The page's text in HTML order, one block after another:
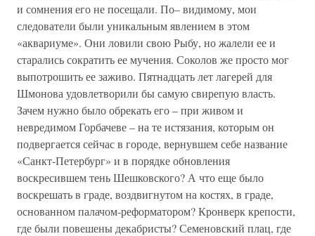
и сомнения его не посещали. По– видимому, мои
следователи были уникальным явлением в этом
«аквариуме». Они ловили свою Рыбу, но жалели ее и
старались сократить ее мучения. Соколов же просто мог
выпотрошить ее заживо. Пятнадцать лет лагерей для
Шмонова удовлетворили бы самую свирепую власть.
Зачем нужно было обрекать его – при живом и
невредимом Горбачеве – на те истязания, которым он
подвергается сейчас в городе, вернувшем себе название
«Санкт-Петербург» и в порядке обновления
воскресившем тень Шешковского? А что еще было
воскрешать в граде, воздвигнутом на костях, в граде,
основанном палачом-реформатором? Кронверк крепости,
где были повешены декабристы? Семеновский плац, где